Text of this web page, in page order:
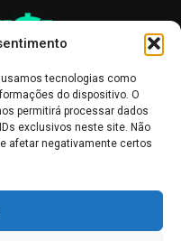
tecnologias como
do dispositivo. O
permitirá processar dados
exclusivos neste site. Não
afetar negativamente certos
e não devem ser
de investimento.Leia mais